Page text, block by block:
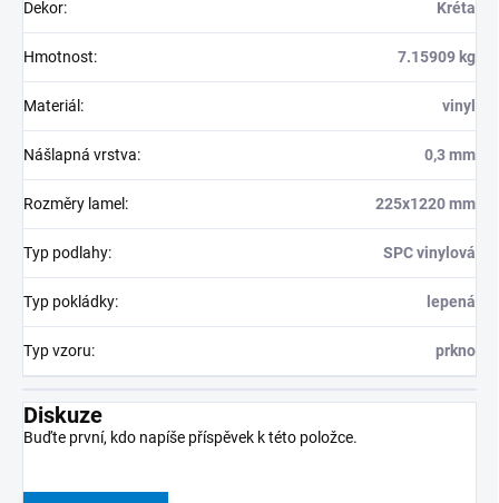
Dekor: Kréta
Hmotnost: 7.15909 kg
Materiál : vinyl
Nášlapná vrstva: 0,3 mm
Rozměry lamel : 225x1220 mm
Typ podlahy: SPC vinylová
Typ pokládky: lepená
Typ vzoru: prkno
Diskuze
Buďte první, kdo napíše příspěvek k této položce.